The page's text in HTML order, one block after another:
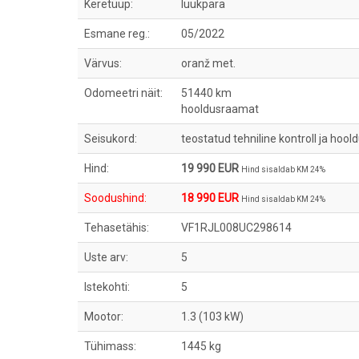
Keretüüp: luukpära
Esmane reg.: 05/2022
Värvus: oranž met.
Odomeetri näit:
51440 km
hooldusraamat
Seisukord: teostatud tehniline kontroll ja
Hind: 19 990 EUR Hind sisaldab KM 24%
Soodushind: 18 990 EUR Hind sisaldab KM 24%
Tehasetähis: VF1RJL008UC298614
Uste arv: 5
Istekohti: 5
Mootor: 1.3 (103 kW)
Tühimass: 1445 kg